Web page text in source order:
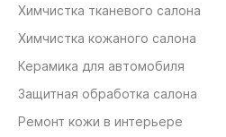
Химчистка тканевого салона
Химчистка кожаного салона
Керамика для автомобиля
Защитная обработка салона
Ремонт кожи в интерьере